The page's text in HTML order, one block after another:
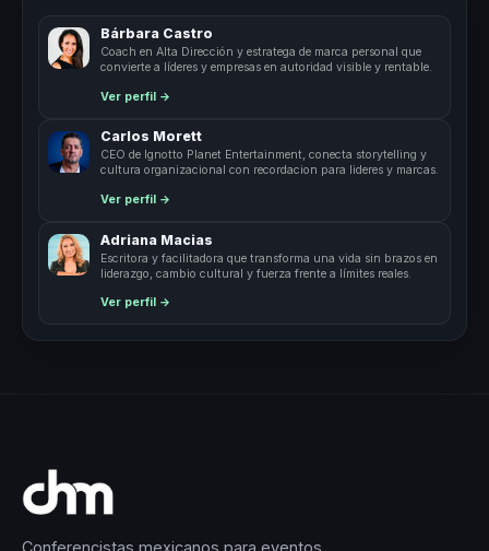
Bárbara Castro
Coach en Alta Dirección y estratega de marca personal que
convierte a líderes y empresas en autoridad visible y rentable.
Ver perfil →
Carlos Morett
CEO de Ignotto Planet Entertainment, conecta storytelling y
cultura organizacional con recordacion para lideres y marcas.
Ver perfil →
Adriana Macias
Escritora y facilitadora que transforma una vida sin brazos en
liderazgo, cambio cultural y fuerza frente a límites reales.
Ver perfil →
Conferencistas mexicanos para eventos